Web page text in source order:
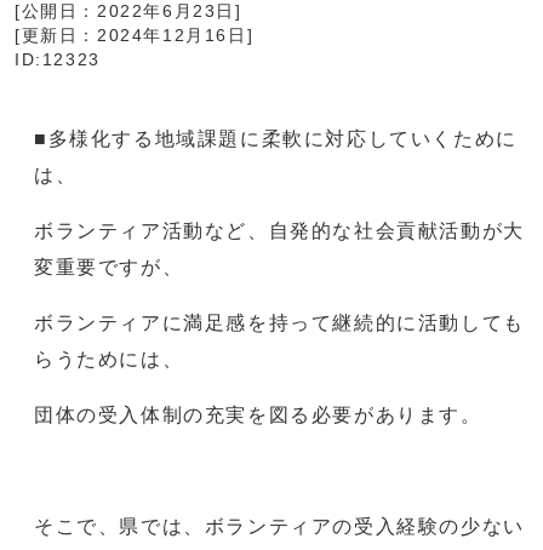
[公開日： 2022年6月23日 ]
[更新日： 2024年12月16日 ]
ID:12323
■多様化する地域課題に柔軟に対応していくために
は、
ボランティア活動など、自発的な社会貢献活動が大
変重要ですが、
ボランティアに満足感を持って継続的に活動しても
らうためには、
団体の受入体制の充実を図る必要があります。
そこで、県では、ボランティアの受入経験の少ない